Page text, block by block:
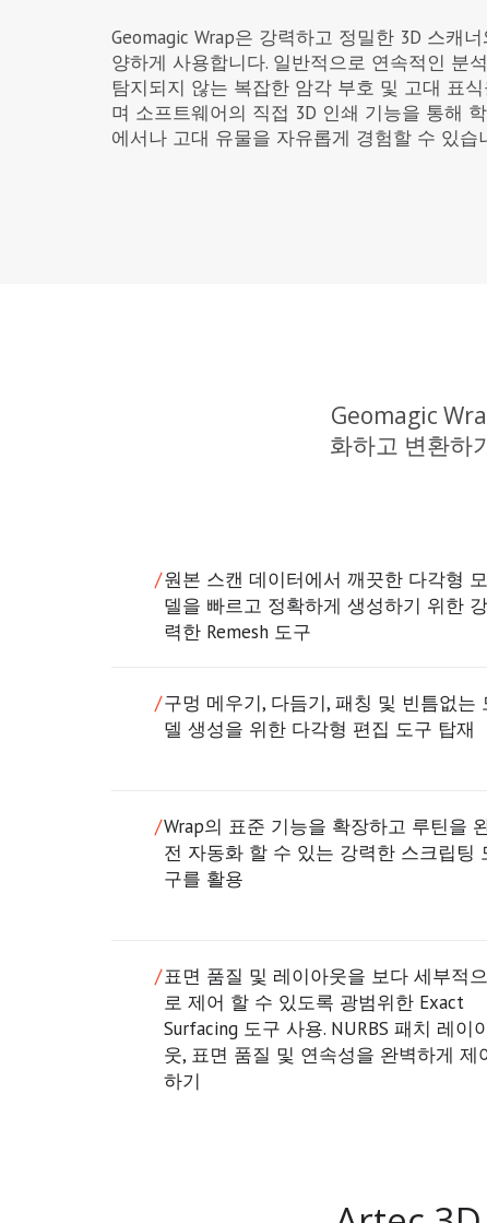
Geomagic Wrap은 강력하고 정밀한 3D 스캐
양하게 사용합니다. 일반적으로 연속적인 분
탐지되지 않는 복잡한 암각 부호 및 고대 표
며 소프트웨어의 직접 3D 인쇄 기능을 통해
에서나 고대 유물을 자유롭게 경험할 수 있습
Geomagic
화하고 변환하
원본 스캔 데이터에서 깨끗한 다각형 모
델을 빠르고 정확하게 생성하기 위한 강
력한 Remesh 도구
구멍 메우기, 다듬기, 패칭 및 빈틈없는
델 생성을 위한 다각형 편집 도구 탑재
Wrap의 표준 기능을 확장하고 루틴을
전 자동화 할 수 있는 강력한 스크립팅
구를 활용
표면 품질 및 레이아웃을 보다 세부적으
로 제어 할 수 있도록 광범위한 Exact
Surfacing 도구 사용. NURBS 패치 레이
웃, 표면 품질 및 연속성을 완벽하게 제
하기